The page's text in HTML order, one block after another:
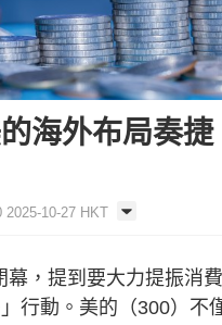
海外布局奏
2025-10-27 HKT
，提到要大力提振消
行動。美的（300）不